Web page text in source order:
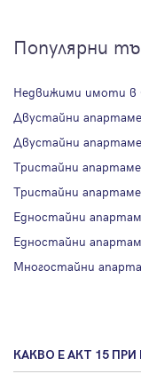
Популярни
Недвижими имоти в
Двустайни
Двустайни
Тристайни
Тристайни
Едностайни
Едностайни
Многостайни
КАКВО Е АКТ 15